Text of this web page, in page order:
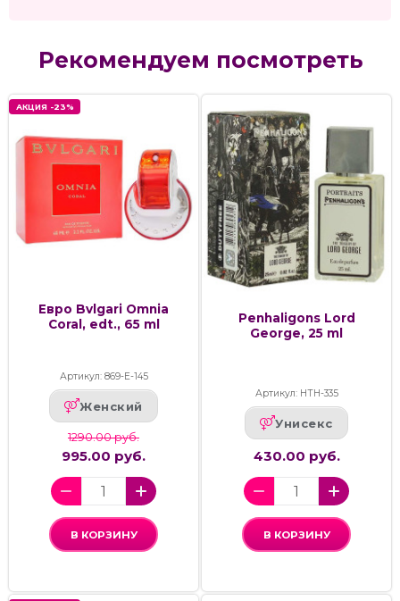
Рекомендуем посмотреть
АКЦИЯ -23%
Евро Bvlgari Omnia
Coral, edt., 65 ml
Артикул: 869-Е-145
Женский
1290.00 руб.
995.00 руб.
В КОРЗИНУ
Penhaligons Lord
George, 25 ml
Артикул: НТН-335
Унисекс
430.00 руб.
В КОРЗИНУ